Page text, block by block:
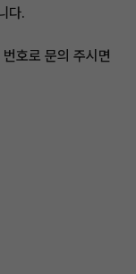
다.
호로 문의 주시면